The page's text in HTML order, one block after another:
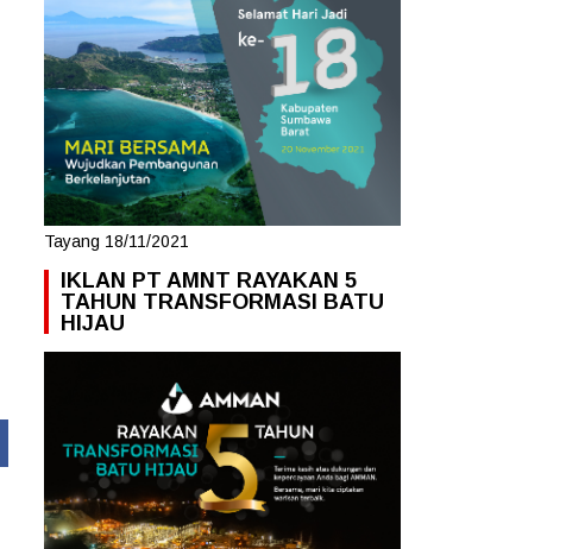
Tayang 18/11/2021
IKLAN PT AMNT RAYAKAN 5
TAHUN TRANSFORMASI BATU
HIJAU